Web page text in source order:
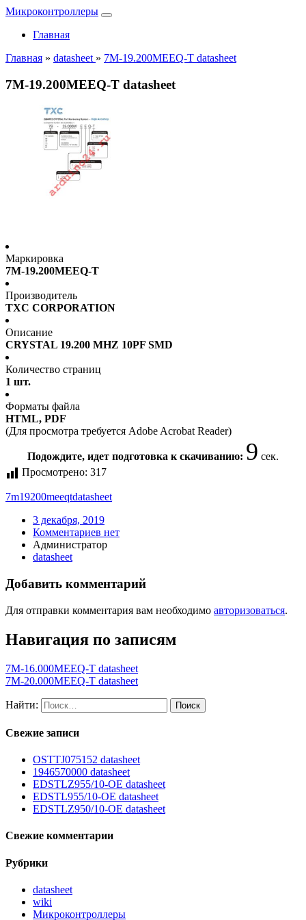
Микроконтроллеры
Главная
Главная » datasheet » 7M-19.200MEEQ-T datasheet
7M-19.200MEEQ-T datasheet
Маркировка
7M-19.200MEEQ-T
Производитель
TXC CORPORATION
Описание
CRYSTAL 19.200 MHZ 10PF SMD
Количество страниц
1 шт.
Форматы файла
HTML, PDF
(Для просмотра требуется Adobe Acrobat Reader)
Подождите, идет подготовка к скачиванию: 9 сек.
Просмотрено: 317
7m19200meeqtdatasheet
3 декабря, 2019
Комментариев нет
Администратор
datasheet
Добавить комментарий
Для отправки комментария вам необходимо авторизоваться.
Навигация по записям
7M-16.000MEEQ-T datasheet
7M-20.000MEEQ-T datasheet
Найти:
Свежие записи
OSTTJ075152 datasheet
1946570000 datasheet
EDSTLZ955/10-OE datasheet
EDSTL955/10-OE datasheet
EDSTLZ950/10-OE datasheet
Свежие комментарии
Рубрики
datasheet
wiki
Микроконтроллеры